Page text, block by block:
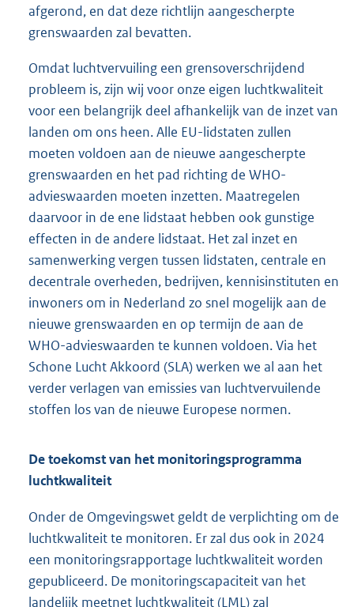
afgerond, en dat deze richtlijn aangescherpte
grenswaarden zal bevatten.
Omdat luchtvervuiling een grensoverschrijdend
probleem is, zijn wij voor onze eigen luchtkwaliteit
voor een belangrijk deel afhankelijk van de inzet van
landen om ons heen. Alle EU-lidstaten zullen
moeten voldoen aan de nieuwe aangescherpte
grenswaarden en het pad richting de WHO-
advieswaarden moeten inzetten. Maatregelen
daarvoor in de ene lidstaat hebben ook gunstige
effecten in de andere lidstaat. Het zal inzet en
samenwerking vergen tussen lidstaten, centrale en
decentrale overheden, bedrijven, kennisinstituten en
inwoners om in Nederland zo snel mogelijk aan de
nieuwe grenswaarden en op termijn de aan de
WHO-advieswaarden te kunnen voldoen. Via het
Schone Lucht Akkoord (SLA) werken we al aan het
verder verlagen van emissies van luchtvervuilende
stoffen los van de nieuwe Europese normen.
De toekomst van het monitoringsprogramma
luchtkwaliteit
Onder de Omgevingswet geldt de verplichting om de
luchtkwaliteit te monitoren. Er zal dus ook in 2024
een monitoringsrapportage luchtkwaliteit worden
gepubliceerd. De monitoringscapaciteit van het
landelijk meetnet luchtkwaliteit (LML) zal